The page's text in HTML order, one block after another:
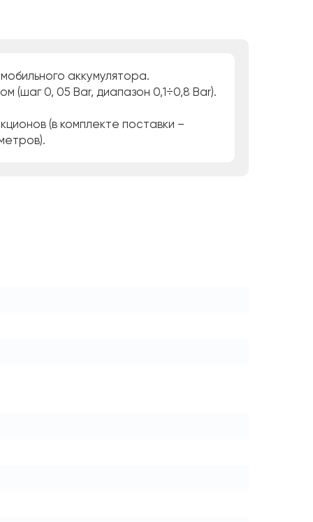
аккумулятора.
(шаг 0, 05 Bar, диапазон 0,1÷0,8 Bar).
(в комплекте поставки –